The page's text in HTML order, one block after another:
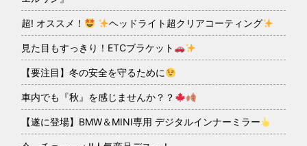
超! オススメ！ ヘッドライト超クリアコーティング
見た目もすっきり！ETCブラケット
【要注目】冬の安全を守るために
車内でも『秋』を感じませんか？？
【遂に登場】BMW＆MINI専用 デジタルインナーミラー